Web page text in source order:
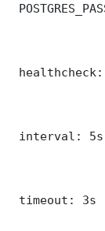
healthcheck:
interval: 5s
timeout: 3s